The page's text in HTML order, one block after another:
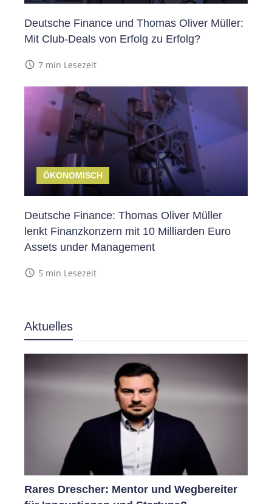
Deutsche Finance und Thomas Oliver Müller:
Mit Club-Deals von Erfolg zu Erfolg?
access_time 7 min Lesezeit
ÖKONOMISCH
Deutsche Finance: Thomas Oliver Müller
lenkt Finanzkonzern mit 10 Milliarden Euro
Assets under Management
access_time 5 min Lesezeit
Aktuelles
Rares Drescher: Mentor und Wegbereiter